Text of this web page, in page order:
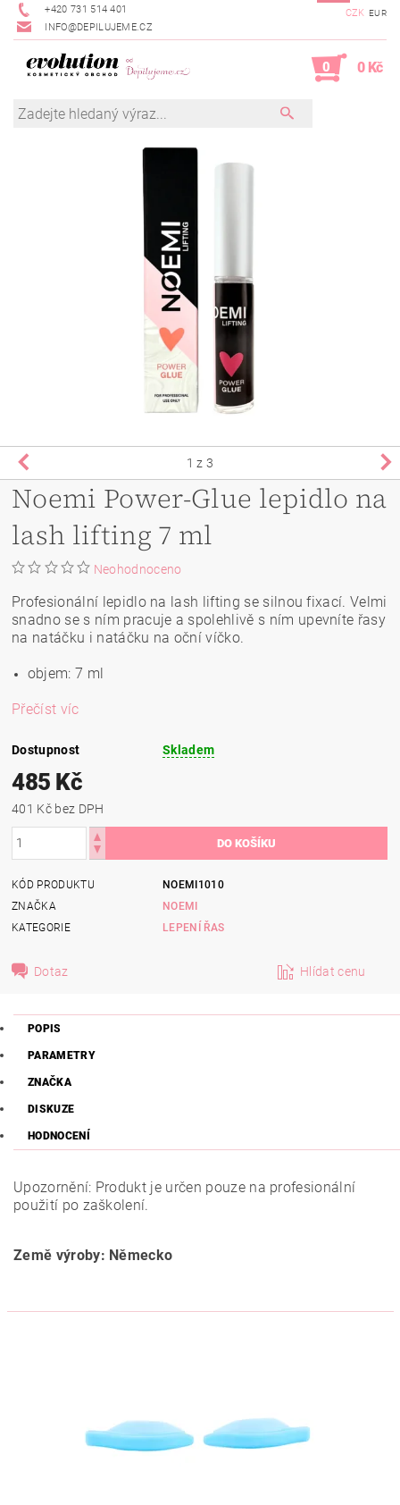
+420 731 514 401
INFO@DEPILUJEME.CZ
CZK EUR
0 0 Kč
1 z 3
Noemi Power-Glue lepidlo na
lash lifting 7 ml
Neohodnoceno
Profesionální lepidlo na lash lifting se silnou fixací. Velmi
snadno se s ním pracuje a spolehlivě s ním upevníte řasy
na natáčku i natáčku na oční víčko.
objem: 7 ml
Přečíst víc
Dostupnost Skladem
485 Kč
401 Kč bez DPH
KÓD PRODUKTU
NOEMI1010
ZNAČKA
NOEMI
KATEGORIE
LEPENÍ ŘAS
Dotaz Hlídat cenu
POPIS
PARAMETRY
ZNAČKA
DISKUZE
HODNOCENÍ
Upozornění: Produkt je určen pouze na profesionální
použití po zaškolení.
Země výroby: Německo